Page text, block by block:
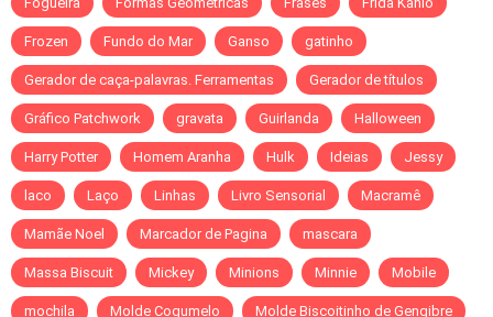
Frozen Fundo do Mar Ganso gatinho
Gerador de caça-palavras. Ferramentas Gerador de títulos
Gráfico Patchwork gravata Guirlanda Halloween
Harry Potter Homem Aranha Hulk Ideias Jessy
laco Laço Linhas Livro Sensorial Macramê
Mamãe Noel Marcador de Pagina mascara
Massa Biscuit Mickey Minions Minnie Mobile
mochila Molde Cogumelo Molde Biscoitinho de Gengibre